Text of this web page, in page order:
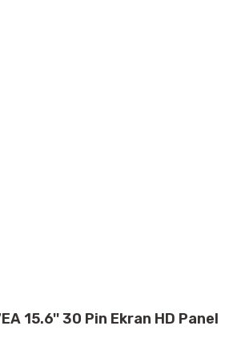
15.6'' 30 Pin Ekran HD Panel